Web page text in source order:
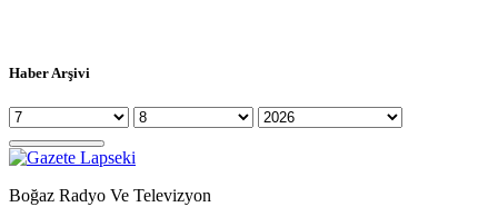
Haber Arşivi
Boğaz Radyo Ve Televizyon